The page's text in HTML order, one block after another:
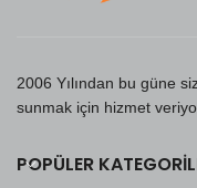
2006 Yılından bu güne
sunmak için hizmet
POPÜLER